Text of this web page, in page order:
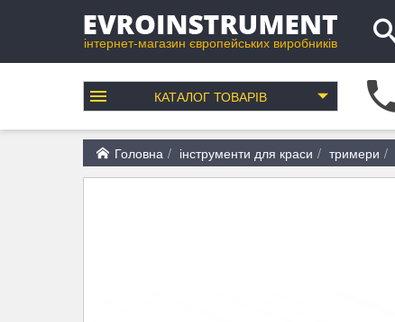
інтернет-магазин європейських виробників
КАТАЛОГ ТОВАРІВ
Головна інструменти для краси тримери